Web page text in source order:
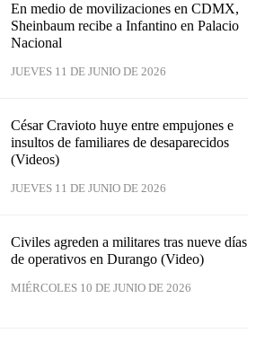
En medio de movilizaciones en CDMX,
Sheinbaum recibe a Infantino en Palacio
Nacional
JUEVES 11 DE JUNIO DE 2026
César Cravioto huye entre empujones e
insultos de familiares de desaparecidos
(Videos)
JUEVES 11 DE JUNIO DE 2026
Civiles agreden a militares tras nueve días
de operativos en Durango (Video)
MIÉRCOLES 10 DE JUNIO DE 2026